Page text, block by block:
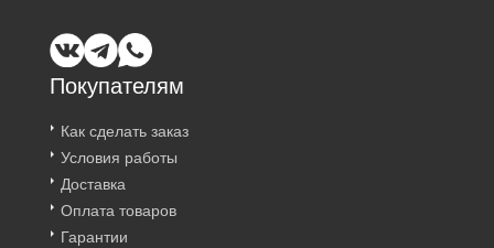
Покупателям
Как сделать заказ
Условия работы
Доставка
Оплата товаров
Гарантии